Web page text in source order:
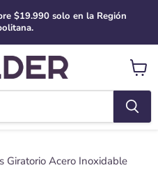
$19.990 solo en la Región
Ver
carro
Giratorio Acero Inoxidable